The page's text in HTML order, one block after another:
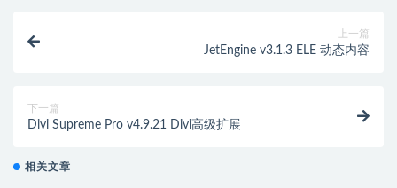
上一篇
JetEngine v3.1.3 ELE 动态内容
下一篇
Divi Supreme Pro v4.9.21 Divi高级扩展
相关文章